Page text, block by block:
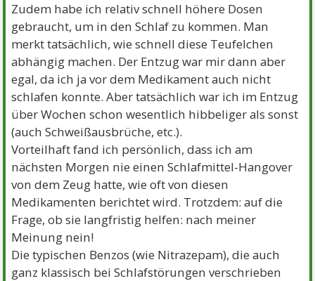
Zudem habe ich relativ schnell höhere Dosen
gebraucht, um in den Schlaf zu kommen. Man
merkt tatsächlich, wie schnell diese Teufelchen
abhängig machen. Der Entzug war mir dann aber
egal, da ich ja vor dem Medikament auch nicht
schlafen konnte. Aber tatsächlich war ich im Entzug
über Wochen schon wesentlich hibbeliger als sonst
(auch Schweißausbrüche, etc.).
Vorteilhaft fand ich persönlich, dass ich am
nächsten Morgen nie einen Schlafmittel-Hangover
von dem Zeug hatte, wie oft von diesen
Medikamenten berichtet wird. Trotzdem: auf die
Frage, ob sie langfristig helfen: nach meiner
Meinung nein!
Die typischen Benzos (wie Nitrazepam), die auch
ganz klassisch bei Schlafstörungen verschrieben